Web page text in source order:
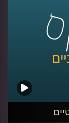
העניין
מביה"ס
ובאמצע